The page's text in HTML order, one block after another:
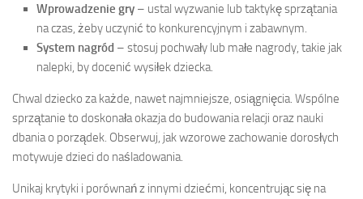
Wprowadzenie gry – ustal wyzwanie lub taktykę sprzątania
na czas, żeby uczynić to konkurencyjnym i zabawnym.
System nagród – stosuj pochwały lub małe nagrody, takie jak
nalepki, by docenić wysiłek dziecka.
Chwal dziecko za każde, nawet najmniejsze, osiągnięcia. Wspólne
sprzątanie to doskonała okazja do budowania relacji oraz nauki
dbania o porządek. Obserwuj, jak wzorowe zachowanie dorosłych
motywuje dzieci do naśladowania.
Unikaj krytyki i porównań z innymi dziećmi, koncentrując się na